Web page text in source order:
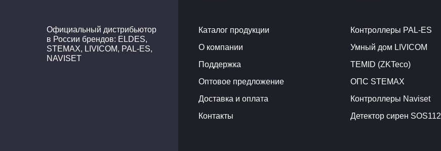
Официальный дистрибьютор
в России брендов: ELDES,
STEMAX, LIVICOM, PAL-ES,
NAVISET
О компании
Поддержка
Оптовое предложение
Доставка и оплата
Контакты
Контроллеры PAL-ES
Умный дом LIVICOM
TEMID (ZKTeco)
ОПС STEMAX
Контроллеры Naviset
Детектор сирен SOS112
Каталог продукции